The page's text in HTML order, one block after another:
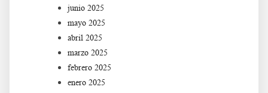
junio 2025
mayo 2025
abril 2025
marzo 2025
febrero 2025
enero 2025